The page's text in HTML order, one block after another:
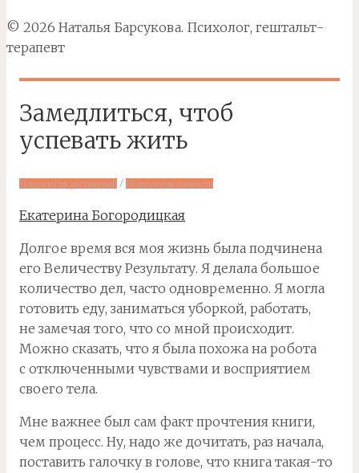
© 2026 Наталья Барсукова. Психолог, гештальт-
терапевт
Замедлиться, чтоб
успевать жить
Психология достижений / Психология личности
Екатерина Богородицкая
Долгое время вся моя жизнь была подчинена
его Величеству Результату. Я делала большое
количество дел, часто одновременно. Я могла
готовить еду, заниматься уборкой, работать,
не замечая того, что со мной происходит.
Можно сказать, что я была похожа на робота
с отключенными чувствами и восприятием
своего тела.
Мне важнее был сам факт прочтения книги,
чем процесс. Ну, надо же дочитать, раз начала,
поставить галочку в голове, что книга такая-то